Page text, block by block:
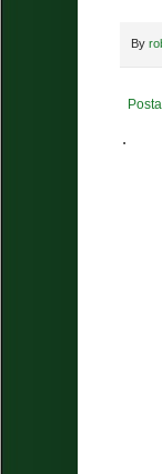
By
.